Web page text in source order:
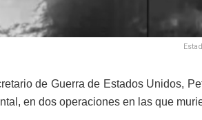
de Guerra de Estados Unidos,
en dos operaciones en las que